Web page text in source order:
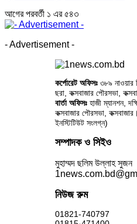
আগেরপরবর্তী ১ এর ৫৪৩
- Advertisement -
কর্পোরেট অফিসঃ ৩৮৯ নাওয়ার
ছরা, কক্সবাজার পৌরসভা,
বার্তা অফিসঃহাজী ম্যানশন,
কক্সবাজার পৌরসভা,
ইনস্টিটিউট সংলগ্ন)
সম্পাদক ও সিইও
মুহাম্মদ ছলিম উল্লাহ সুজন
নিউজ রুম
01821-740797